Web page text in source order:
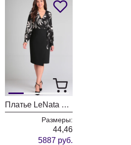
Платье LeNata 11337 цветы на черном
Размеры:
44,46
5887 руб.